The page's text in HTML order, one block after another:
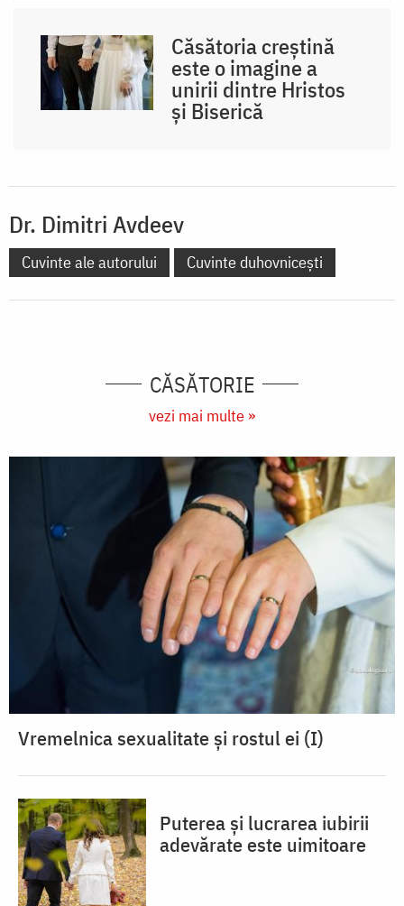
Căsătoria creștină
este o imagine a
unirii dintre Hristos
și Biserică
Dr. Dimitri Avdeev
Cuvinte ale autorului Cuvinte duhovnicești
CĂSĂTORIE
vezi mai multe »
Vremelnica sexualitate și rostul ei (I)
Puterea și lucrarea iubirii
adevărate este uimitoare